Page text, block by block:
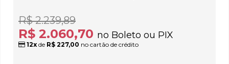
R$ 2.060,70 no Boleto ou PIX
R$ 2.239,89
12x de R$ 227,00 no cartão de crédito